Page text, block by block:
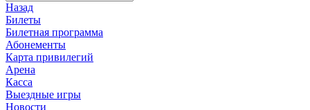
Назад
Билеты
Билетная программа
Абонементы
Карта привилегий
Арена
Касса
Выездные игры
Новости